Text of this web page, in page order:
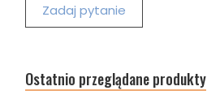
Zadaj pytanie
Ostatnio przeglądane produkty